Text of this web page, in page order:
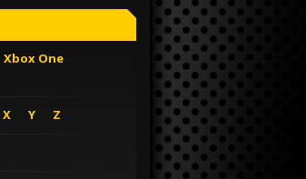
Xbox One
X Y Z